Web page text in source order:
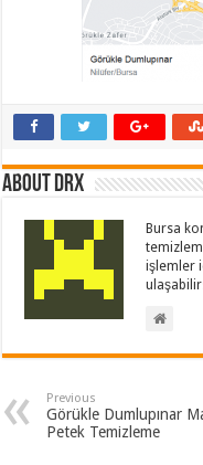
About drx
Bursa
işlemler
Previous
Görükle Dumlupınar
Petek Temizleme